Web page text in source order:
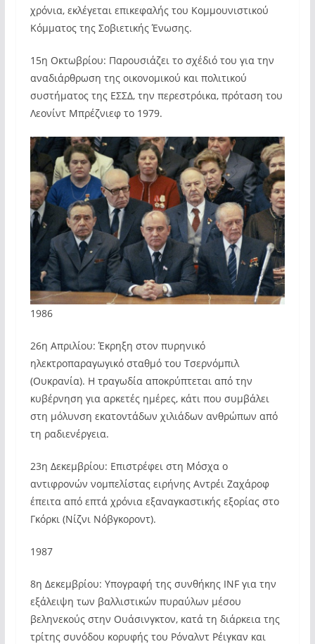
χρόνια, εκλέγεται επικεφαλής του Κομμουνιστικού
Κόμματος της Σοβιετικής Ένωσης.
15η Οκτωβρίου: Παρουσιάζει το σχέδιό του για την
αναδιάρθρωση της οικονομικού και πολιτικού
συστήματος της ΕΣΣΔ, την περεστρόικα, πρόταση του
Λεονίντ Μπρέζνιεφ το 1979.
1986
26η Απριλίου: Έκρηξη στον πυρηνικό
ηλεκτροπαραγωγικό σταθμό του Τσερνόμπιλ
(Ουκρανία). Η τραγωδία αποκρύπτεται από την
κυβέρνηση για αρκετές ημέρες, κάτι που συμβάλει
στη μόλυνση εκατοντάδων χιλιάδων ανθρώπων από
τη ραδιενέργεια.
23η Δεκεμβρίου: Επιστρέφει στη Μόσχα ο
αντιφρονών νομπελίστας ειρήνης Αντρέι Ζαχάροφ
έπειτα από επτά χρόνια εξαναγκαστικής εξορίας στο
Γκόρκι (Νίζνι Νόβγκοροντ).
1987
8η Δεκεμβρίου: Υπογραφή της συνθήκης INF για την
εξάλειψη των βαλλιστικών πυραύλων μέσου
βεληνεκούς στην Ουάσινγκτον, κατά τη διάρκεια της
τρίτης συνόδου κορυφής του Ρόναλντ Ρέιγκαν και